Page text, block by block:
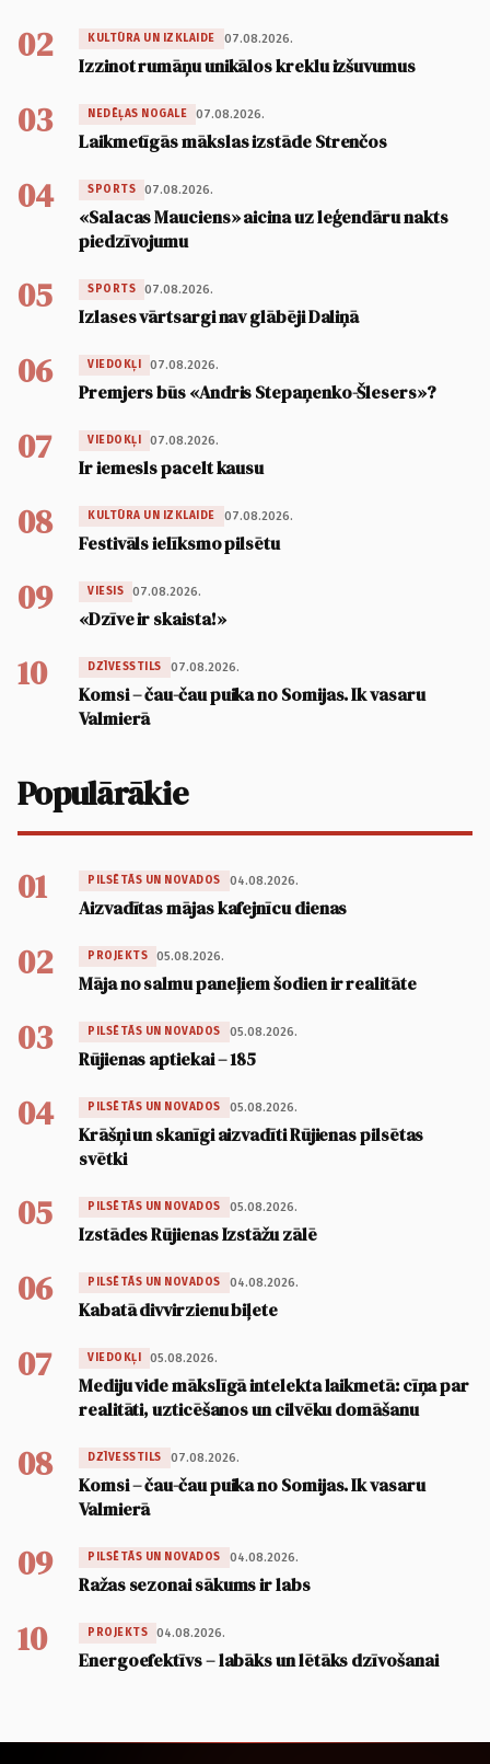
02 KULTŪRA UN IZKLAIDE 07.08.2026.
Izzinot rumāņu unikālos kreklu izšuvumus
03 NEDĒĻAS NOGALE 07.08.2026.
Laikmetīgās mākslas izstāde Strenčos
04 SPORTS 07.08.2026.
«Salacas Mauciens» aicina uz leģendāru nakts
piedzīvojumu
05 SPORTS 07.08.2026.
Izlases vārtsargi nav glābēji Daliņā
06 VIEDOKĻI 07.08.2026.
Premjers būs «Andris Stepaņenko-Šlesers»?
07 VIEDOKĻI 07.08.2026.
Ir iemesls pacelt kausu
08 KULTŪRA UN IZKLAIDE 07.08.2026.
Festivāls ielīksmo pilsētu
09 VIESIS 07.08.2026.
«Dzīve ir skaista!»
10 DZĪVESSTILS 07.08.2026.
Komsi – čau-čau puika no Somijas. Ik vasaru
Valmierā
Populārākie
01 PILSĒTĀS UN NOVADOS 04.08.2026.
Aizvadītas mājas kafejnīcu dienas
02 PROJEKTS 05.08.2026.
Māja no salmu paneļiem šodien ir realitāte
03 PILSĒTĀS UN NOVADOS 05.08.2026.
Rūjienas aptiekai – 185
04 PILSĒTĀS UN NOVADOS 05.08.2026.
Krāšņi un skanīgi aizvadīti Rūjienas pilsētas
svētki
05 PILSĒTĀS UN NOVADOS 05.08.2026.
Izstādes Rūjienas Izstāžu zālē
06 PILSĒTĀS UN NOVADOS 04.08.2026.
Kabatā divvirzienu biļete
07 VIEDOKĻI 05.08.2026.
Mediju vide mākslīgā intelekta laikmetā: cīņa par
realitāti, uzticēšanos un cilvēku domāšanu
08 DZĪVESSTILS 07.08.2026.
Komsi – čau-čau puika no Somijas. Ik vasaru
Valmierā
09 PILSĒTĀS UN NOVADOS 04.08.2026.
Ražas sezonai sākums ir labs
10 PROJEKTS 04.08.2026.
Energoefektīvs – labāks un lētāks dzīvošanai